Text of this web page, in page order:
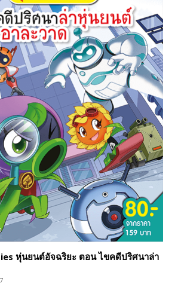
หุ่นยนต์อัจฉริยะ ตอน ไขคดีปริศนาล่า